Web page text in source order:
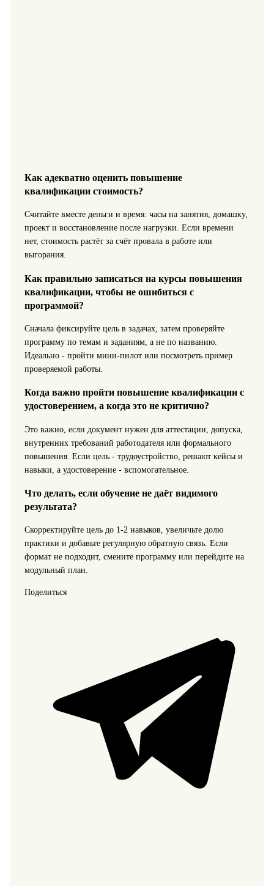
Как адекватно оценить повышение
квалификации стоимость?
Считайте вместе деньги и время: часы на занятия, домашку,
проект и восстановление после нагрузки. Если времени
нет, стоимость растёт за счёт провала в работе или
выгорания.
Как правильно записаться на курсы повышения
квалификации, чтобы не ошибиться с
программой?
Сначала фиксируйте цель в задачах, затем проверяйте
программу по темам и заданиям, а не по названию.
Идеально - пройти мини-пилот или посмотреть пример
проверяемой работы.
Когда важно пройти повышение квалификации с
удостоверением, а когда это не критично?
Это важно, если документ нужен для аттестации, допуска,
внутренних требований работодателя или формального
повышения. Если цель - трудоустройство, решают кейсы и
навыки, а удостоверение - вспомогательное.
Что делать, если обучение не даёт видимого
результата?
Скорректируйте цель до 1-2 навыков, увеличьте долю
практики и добавьте регулярную обратную связь. Если
формат не подходит, смените программу или перейдите на
модульный план.
Поделиться